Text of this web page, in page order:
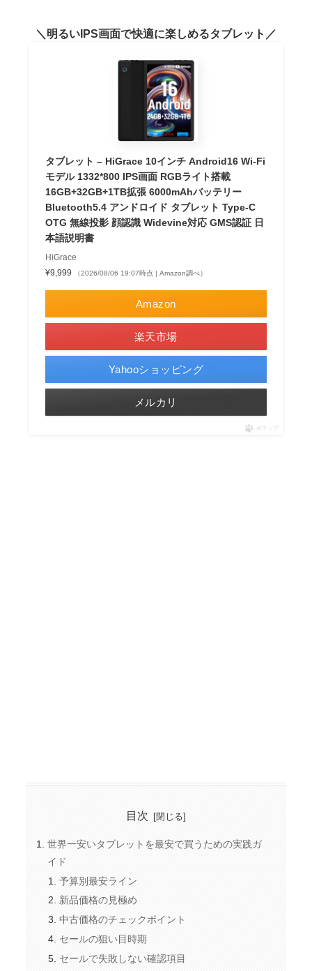
明るいIPS画面で快適に楽しめるタブレット
タブレット – HiGrace 10インチ Android16 Wi-Fi
モデル 1332*800 IPS画面 RGBライト搭載
16GB+32GB+1TB拡張 6000mAhバッテリー
Bluetooth5.4 アンドロイド タブレット Type-C
OTG 無線投影 顔認識 Widevine対応 GMS認証 日
本語説明書
HiGrace
¥9,999
（2026/08/06 19:07時点 | Amazon調べ）
Amazon
楽天市場
Yahooショッピング
メルカリ
ポチップ
目次
世界一安いタブレットを最安で買うための実践ガ
イド
予算別最安ライン
新品価格の見極め
中古価格のチェックポイント
セールの狙い目時期
セールで失敗しない確認項目